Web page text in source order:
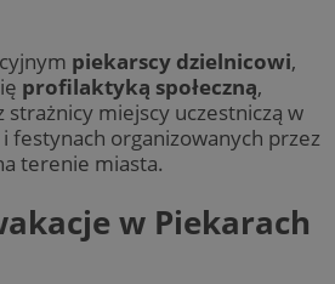
piekarscy dzielnicowi,
profilaktyką społeczną,
strażnicy miejscy uczestniczą w
festynach organizowanych przez
terenie miasta.
w Piekarach